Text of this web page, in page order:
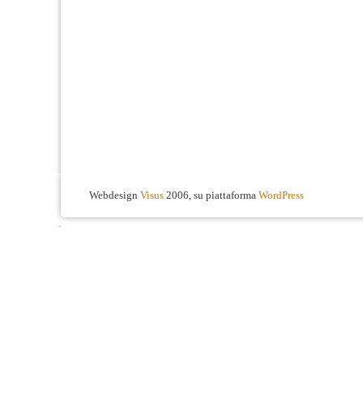
Webdesign Visus 2006, su piattaforma WordPress